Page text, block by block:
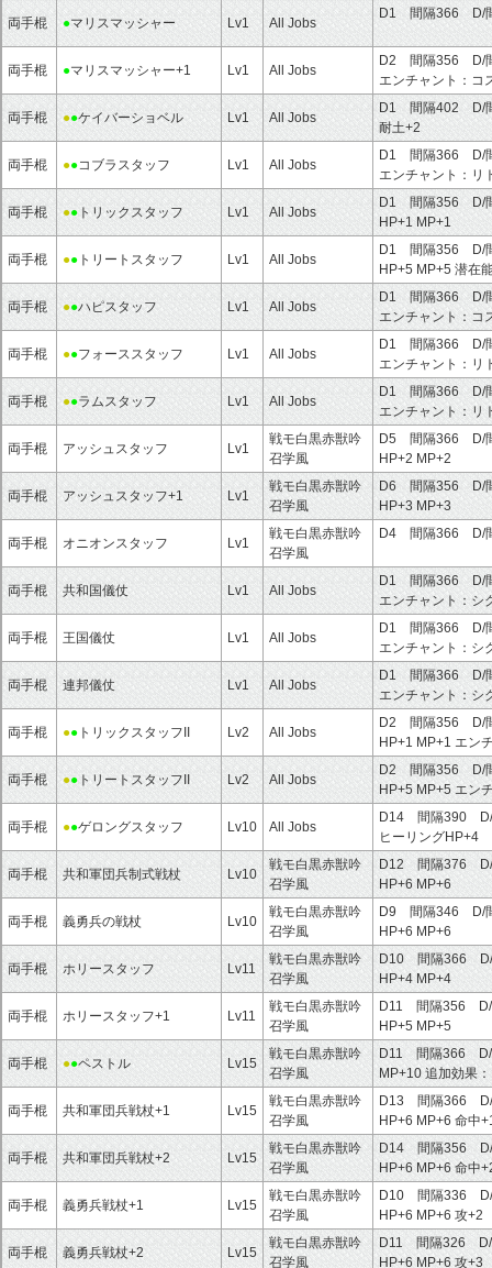
両手棍 ●マリスマッシャー Lv1 All Jobs
D1 間隔366 D/
両手棍 ●マリスマッシャー+1 Lv1 All Jobs
D2 間隔356 D/
エンチャント： コ
両手棍 ●●ケイバーショベル Lv1 All Jobs
D1 間隔402 D/
耐土+2
両手棍 ●●コブラスタッフ Lv1 All Jobs
D1 間隔366 D/
エンチャント： リ
両手棍 ●● トリックスタッフ Lv1 All Jobs
D1 間隔356 D/
HP+1 MP+1
両手棍 ●● トリートスタッフ Lv1 All Jobs
D1 間隔356 D/
HP+5 MP+5 潜在
両手棍 ●●ハピスタッフ Lv1 All Jobs
D1 間隔366 D/
エンチャント： コ
両手棍 ●●フォーススタッフ Lv1 All Jobs
D1 間隔366 D/
エンチャント： リ
両手棍 ●●ラムスタッフ Lv1 All Jobs
D1 間隔366 D/
エンチャント： リ
両手棍 アッシュスタッフ Lv1
戦モ白黒赤獣吟
召学風
D5 間隔366 D/
HP+2 MP+2
両手棍 アッシュスタッフ+1 Lv1
戦モ白黒赤獣吟
召学風
D6 間隔356 D/
HP+3 MP+3
両手棍 オニオンスタッフ Lv1
戦モ白黒赤獣吟
召学風
D4 間隔366 D/
両手棍 共和国儀仗 Lv1 All Jobs
D1 間隔366 D/
エンチャント： シ
両手棍 王国儀仗 Lv1 All Jobs
D1 間隔366 D/
エンチャント： シ
両手棍 連邦儀仗 Lv1 All Jobs
D1 間隔366 D/
エンチャント： シ
両手棍 ●● トリックスタッフII Lv2 All Jobs
D2 間隔356 D/
HP+1 MP+1 エン
両手棍 ●● トリートスタッフII Lv2 All Jobs
D2 間隔356 D/
HP+5 MP+5 エン
両手棍 ●●ゲロングスタッフ Lv10 All Jobs
D14 間隔390
ヒーリングHP+4
両手棍 共和軍団兵制式戦杖 Lv10
戦モ白黒赤獣吟
召学風
D12 間隔376
HP+6 MP+6
両手棍 義勇兵の戦杖 Lv10
戦モ白黒赤獣吟
召学風
D9 間隔346 D/
HP+6 MP+6
両手棍 ホリースタッフ Lv11
戦モ白黒赤獣吟
召学風
D10 間隔366
HP+4 MP+4
両手棍 ホリースタッフ+1 Lv11
戦モ白黒赤獣吟
召学風
D11 間隔356
HP+5 MP+5
両手棍 ●●ペストル Lv15
戦モ白黒赤獣吟
召学風
D11 間隔366
MP+10 追加効果：
両手棍 共和軍団兵戦杖+1 Lv15
戦モ白黒赤獣吟
召学風
D13 間隔366
HP+6 MP+6 命中
両手棍 共和軍団兵戦杖+2 Lv15
戦モ白黒赤獣吟
召学風
D14 間隔356
HP+6 MP+6 命中
両手棍 義勇兵戦杖+1 Lv15
戦モ白黒赤獣吟
召学風
D10 間隔336
HP+6 MP+6 攻+2
両手棍 義勇兵戦杖+2 Lv15
戦モ白黒赤獣吟
召学風
D11 間隔326
HP+6 MP+6 攻+3